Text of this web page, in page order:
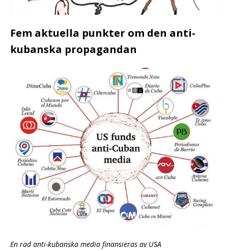
Fem aktuella punkter om den anti-
kubanska propagandan
En rad anti-kubanska media finansieras av USA